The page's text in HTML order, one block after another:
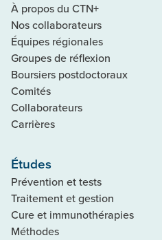
À propos du CTN+
Nos collaborateurs
Équipes régionales
Groupes de réflexion
Boursiers postdoctoraux
Comités
Collaborateurs
Carrières
Études
Prévention et tests
Traitement et gestion
Cure et immunothérapies
Méthodes